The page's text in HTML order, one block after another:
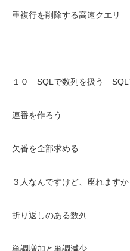
重複行を削除する高速クエリ
１０ SQLで数列を扱う SQL
連番を作ろう
欠番を全部求める
３人なんですけど、座れますか
折り返しのある数列
単調増加と単調減少